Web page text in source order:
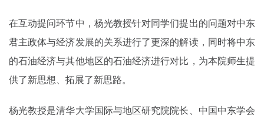
在互动提问环节中，杨光教授针对同学们提出的问题对中东
君主政体与经济发展的关系进行了更深的解读，同时将中东
的石油经济与其他地区的石油经济进行对比，为本院师生提
供了新思想、拓展了新思路。
杨光教授是清华大学国际与地区研究院院⻓、中国中东学会